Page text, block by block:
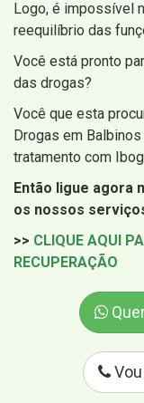
Logo, é impossível
reequilíbrio das
Você está pronto
das drogas?
Você que esta
Drogas em
tratamento com
Então ligue agora
os nossos
>> CLIQUE AQUI
RECUPERAÇÃO
Vou